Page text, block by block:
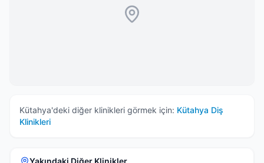
Kütahya'deki diğer klinikleri görmek için: Kütahya Diş
Klinikleri
Yakındaki Diğer Klinikler